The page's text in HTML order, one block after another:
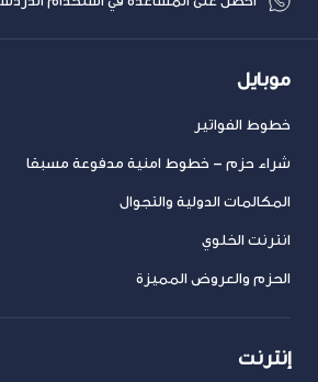
موبايل
خطوط الفواتير
شراء حزم – خطوط امنية مدفوعة مسبقا
المكالمات الدولية والتجوال
انترنت الخلوي
الحزم والعروض المميزة
إنترنت